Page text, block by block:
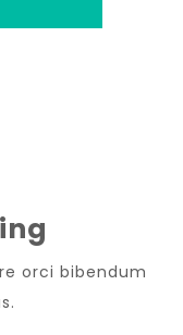
orci bibendum